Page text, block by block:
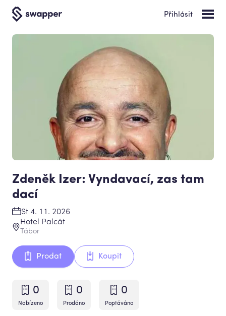
Přihlásit
Zdeněk Izer: Vyndavací, zas tam
dací
St 4. 11. 2026
Hotel Palcát
Tábor
Prodat Koupit
0
Nabízeno
0
Prodáno
0
Poptáváno